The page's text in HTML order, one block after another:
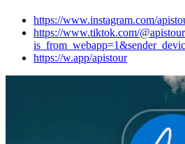
https://www.instagram.com/
https://www.tiktok.com/
https://w.app/apistour